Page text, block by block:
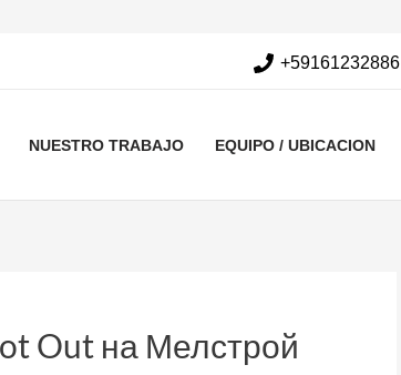
+59161232886
NUESTRO TRABAJO EQUIPO / UBICACION
Out на Мелстрой